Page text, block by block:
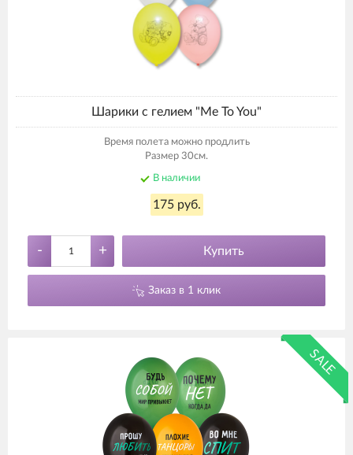
Шарики с гелием "Me To You"
Время полета можно продлить
Размер 30см.
В наличии
175 руб.
- + Купить
Заказ в 1 клик
SALE